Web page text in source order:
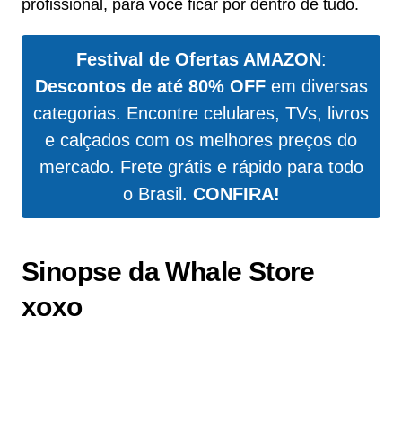
profissional, para você ficar por dentro de tudo.
Festival de Ofertas AMAZON:
Descontos de até 80% OFFem diversas
categorias. Encontre celulares, TVs, livros
e calçados com os melhores preços do
mercado. Frete grátis e rápido para todo
o Brasil. CONFIRA!
Sinopse da Whale Store
xoxo